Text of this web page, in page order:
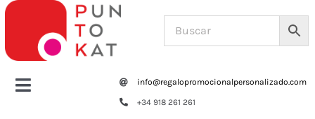
Saltar
contenido
Toggle
info@regalopromocionalpersonalizado.com
+34 918 261 261